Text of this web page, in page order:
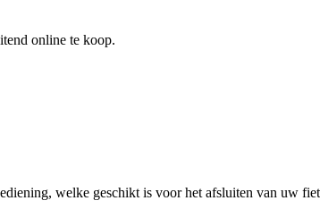
online te koop.
welke geschikt is voor het afsluiten van uw